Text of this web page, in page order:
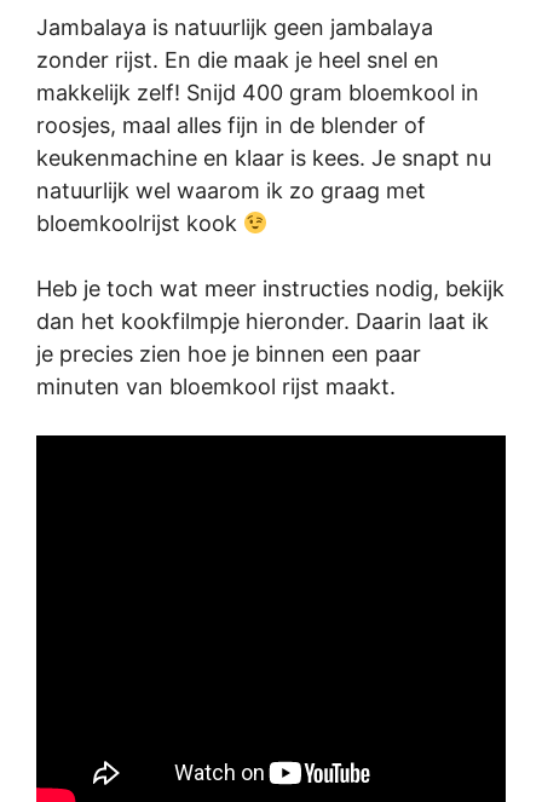
Jambalaya is natuurlijk geen jambalaya
zonder rijst. En die maak je heel snel en
makkelijk zelf! Snijd 400 gram bloemkool in
roosjes, maal alles fijn in de blender of
keukenmachine en klaar is kees. Je snapt nu
natuurlijk wel waarom ik zo graag met
bloemkoolrijst kook
Heb je toch wat meer instructies nodig, bekijk
dan het kookfilmpje hieronder. Daarin laat ik
je precies zien hoe je binnen een paar
minuten van bloemkool rijst maakt.